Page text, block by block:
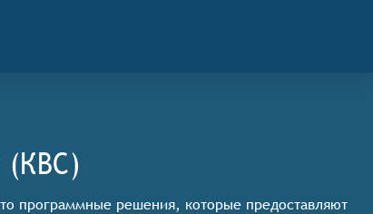
(КВС)
программные решения, которые предоставляют